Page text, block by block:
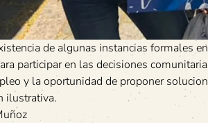
de algunas instancias formales
participar en las decisiones
y la oportunidad de proponer
ilustrativa.